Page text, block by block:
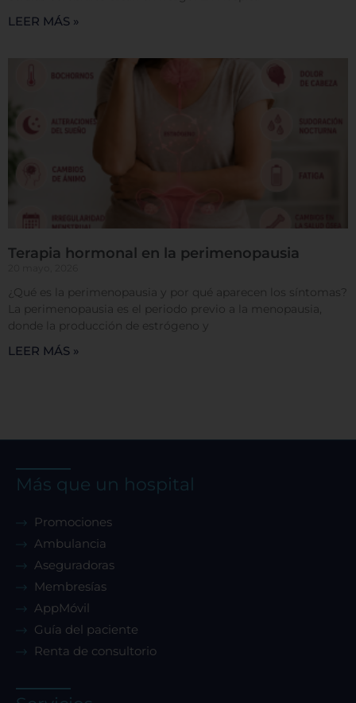
LEER MÁS »
Terapia hormonal en la perimenopausia
¿Qué es la perimenopausia y por qué aparecen los síntomas?
La perimenopausia es el periodo previo a la menopausia,
donde la producción de estrógeno y
LEER MÁS »
Más que un hospital
Promociones
Ambulancia
Aseguradoras
Membresías
AppMóvil
Guía del paciente
Renta de consultorio
Permitir todas
Sistema de personalización de cookies
Cookies dirigidas
Cookies de funcionalidad